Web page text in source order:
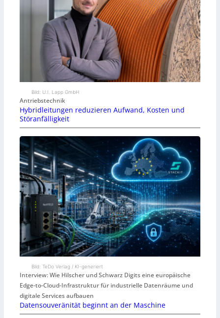
Bild: U.I. Lapp GmbH
Antriebstechnik
Hybridleitungen reduzieren Aufwand, Kosten und
Störanfälligkeit
Bild: TeDo Verlag / KI-generiert
Interview: Wie Hilscher und Schwarz Digits eine europäische
Edge-to-Cloud-Infrastruktur für industrielle Datenräume und
digitale Services aufbauen
Datensouveränität beginnt an der Maschine